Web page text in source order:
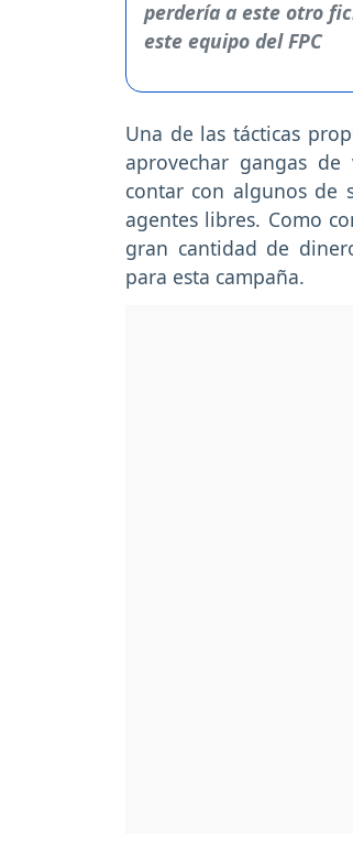
Una de las tácticas
aprovechar gangas
contar con algunos de
agentes libres. Como
gran cantidad de
para esta campaña.